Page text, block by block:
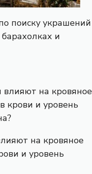
поиску украшений
и
на кровяное
и уровень